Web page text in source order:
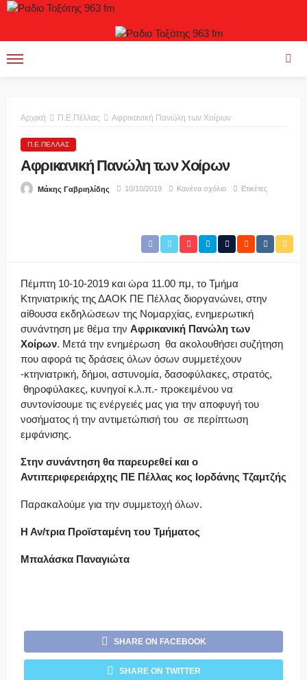
Αρχική Π.Ε.Πέλλας Αφρικανική Πανώλη των Χοίρων
Π.Ε.ΠΈΛΛΑΣ
Αφρικανική Πανώλη των Χοίρων
Μάκης Γαβριηλίδης 10/10/2019 Κανένα σχόλιο Ετικέτες
Πέμπτη 10-10-2019 και ώρα 11.00 πμ, το Τμήμα
Κτηνιατρικής της ΔΑΟΚ ΠΕ Πέλλας διοργανώνει, στην
αίθουσα εκδηλώσεων της Νομαρχίας, ενημερωτική
συνάντηση με θέμα την Αφρικανική Πανώλη των
Χοίρων. Μετά την ενημέρωση θα ακολουθήσει συζήτηση
που αφορά τις δράσεις όλων όσων συμμετέχουν
-κτηνιατρική, δήμοι, αστυνομία, δασοφύλακες, στρατός,
θηροφύλακες, κυνηγοί κ.λ.π.- προκειμένου να
συντονίσουμε τις ενέργειές μας για την αποφυγή του
νοσήματος ή την αντιμετώπισή του σε περίπτωση
εμφάνισης.
Στην συνάντηση θα παρευρεθεί και ο
Αντιπεριφερειάρχης ΠΕ Πέλλας κος Ιορδάνης Τζαμτζής
Παρακαλούμε για την συμμετοχή όλων.
Η Αν/τρια Προϊσταμένη του Τμήματος
Μπαλάσκα Παναγιώτα
SHARE ON FACEBOOK
SHARE ON TWITTER